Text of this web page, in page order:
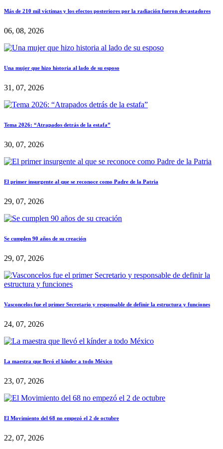
Más de 210 mil víctimas y los efectos posteriores por la radiación fueron devastadores
06, 08, 2026
Una mujer que hizo historia al lado de su esposo
31, 07, 2026
Tema 2026: “Atrapados detrás de la estafa”
30, 07, 2026
El primer insurgente al que se reconoce como Padre de la Patria
29, 07, 2026
Se cumplen 90 años de su creación
29, 07, 2026
Vasconcelos fue el primer Secretario y responsable de definir la estructura y funciones
24, 07, 2026
La maestra que llevó el kínder a todo México
23, 07, 2026
El Movimiento del 68 no empezó el 2 de octubre
22, 07, 2026